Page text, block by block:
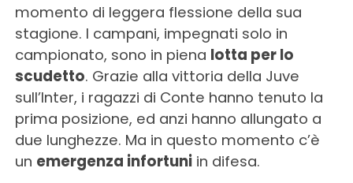
momento di leggera flessione della sua
stagione. I campani, impegnati solo in
campionato, sono in piena lotta per lo
scudetto. Grazie alla vittoria della Juve
sull’Inter, i ragazzi di Conte hanno tenuto la
prima posizione, ed anzi hanno allungato a
due lunghezze. Ma in questo momento c’è
un emergenza infortuniin difesa.